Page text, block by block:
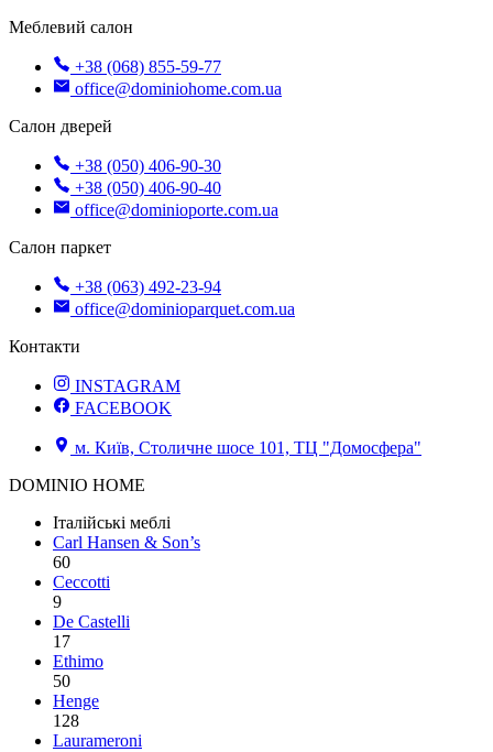
Меблевий салон
+38 (068) 855-59-77
office@dominiohome.com.ua
Салон дверей
+38 (050) 406-90-30
+38 (050) 406-90-40
office@dominioporte.com.ua
Салон паркет
+38 (063) 492-23-94
office@dominioparquet.com.ua
Контакти
INSTAGRAM
FACEBOOK
м. Київ, Столичне шосе 101, ТЦ "Домосфера"
DOMINIO HOME
Італійські меблі
Carl Hansen & Son’s
60
Ceccotti
9
De Castelli
17
Ethimo
50
Henge
128
Laurameroni